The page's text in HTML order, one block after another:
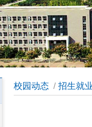
校园动态 / 招生就